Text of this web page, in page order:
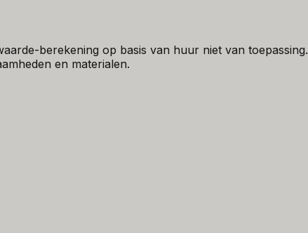
berekening op basis van huur niet van toepassing.
en materialen.